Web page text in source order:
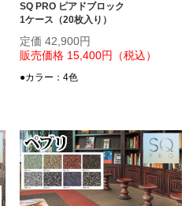
SQ PRO ピアドブロック
1ケース（20枚入り）
定価 42,900円
販売価格 15,400円（税込）
●カラー：4色